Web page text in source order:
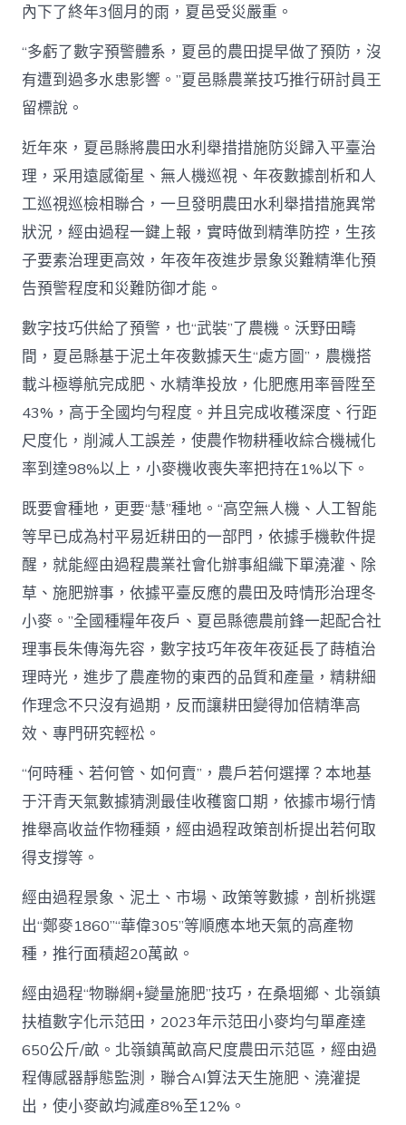
內下了終年3個月的雨，夏邑受災嚴重。
“多虧了數字預警體系，夏邑的農田提早做了預防，沒
有遭到過多水患影響。”夏邑縣農業技巧推行研討員王
留標說。
近年來，夏邑縣將農田水利舉措措施防災歸入平臺治
理，采用遠感衛星、無人機巡視、年夜數據剖析和人
工巡視巡檢相聯合，一旦發明農田水利舉措措施異常
狀況，經由過程一鍵上報，實時做到精準防控，生孩
子要素治理更高效，年夜年夜進步景象災難精準化預
告預警程度和災難防御才能。
數字技巧供給了預警，也“武裝”了農機。沃野田疇
間，夏邑縣基于泥土年夜數據天生“處方圖”，農機搭
載斗極導航完成肥、水精準投放，化肥應用率晉陞至
43%，高于全國均勻程度。并且完成收穫深度、行距
尺度化，削減人工誤差，使農作物耕種收綜合機械化
率到達98%以上，小麥機收喪失率把持在1%以下。
既要會種地，更要“慧”種地。“高空無人機、人工智能
等早已成為村平易近耕田的一部門，依據手機軟件提
醒，就能經由過程農業社會化辦事組織下單澆灌、除
草、施肥辦事，依據平臺反應的農田及時情形治理冬
小麥。”全國種糧年夜戶、夏邑縣德農前鋒一起配合社
理事長朱傳海先容，數字技巧年夜年夜延長了蒔植治
理時光，進步了農產物的東西的品質和產量，精耕細
作理念不只沒有過期，反而讓耕田變得加倍精準高
效、專門研究輕松。
“何時種、若何管、如何賣”，農戶若何選擇？本地基
于汗青天氣數據猜測最佳收穫窗口期，依據市場行情
推舉高收益作物種類，經由過程政策剖析提出若何取
得支撐等。
經由過程景象、泥土、市場、政策等數據，剖析挑選
出“鄭麥1860”“華偉305”等順應本地天氣的高產物
種，推行面積超20萬畝。
經由過程“物聯網+變量施肥”技巧，在桑堌鄉、北嶺鎮
扶植數字化示范田，2023年示范田小麥均勻單產達
650公斤/畝。北嶺鎮萬畝高尺度農田示范區，經由過
程傳感器靜態監測，聯合AI算法天生施肥、澆灌提
出，使小麥畝均減產8%至12%。